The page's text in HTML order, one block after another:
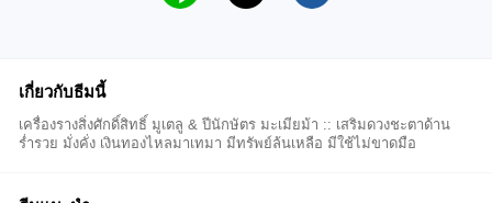
เกี่ยวกับธีมนี้
เครื่องรางสิ่งศักดิ์สิทธิ์ มูเตลู & ปีนักษัตร มะเมียม้า :: เสริมดวงชะตาด้าน
ร่ำรวย มั่งคั่ง เงินทองไหลมาเทมา มีทรัพย์ล้นเหลือ มีใช้ไม่ขาดมือ